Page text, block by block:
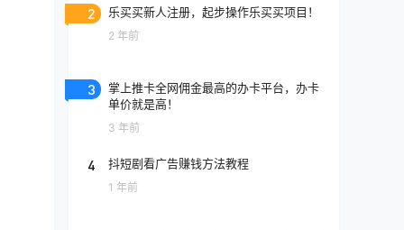
2 乐买买新人注册，起步操作乐买买项目！
2 年前
3
掌上推卡全网佣金最高的办卡平台，办卡
单价就是高！
3 年前
4 抖短剧看广告赚钱方法教程
1 年前